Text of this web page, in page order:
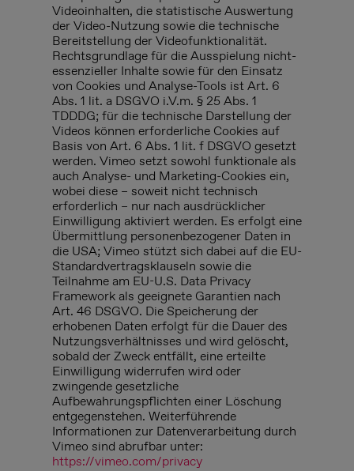
Videoinhalten, die statistische Auswertung
der Video-Nutzung sowie die technische
Bereitstellung der Videofunktionalität.
Rechtsgrundlage für die Ausspielung nicht-
essenzieller Inhalte sowie für den Einsatz
von Cookies und Analyse-Tools ist Art. 6
Abs. 1 lit. a DSGVO i.V.m. § 25 Abs. 1
TDDDG; für die technische Darstellung der
Videos können erforderliche Cookies auf
Basis von Art. 6 Abs. 1 lit. f DSGVO gesetzt
werden. Vimeo setzt sowohl funktionale als
auch Analyse- und Marketing-Cookies ein,
wobei diese – soweit nicht technisch
erforderlich – nur nach ausdrücklicher
Einwilligung aktiviert werden. Es erfolgt eine
Übermittlung personenbezogener Daten in
die USA; Vimeo stützt sich dabei auf die EU-
Standardvertragsklauseln sowie die
Teilnahme am EU-U.S. Data Privacy
Framework als geeignete Garantien nach
Art. 46 DSGVO. Die Speicherung der
erhobenen Daten erfolgt für die Dauer des
Nutzungsverhältnisses und wird gelöscht,
sobald der Zweck entfällt, eine erteilte
Einwilligung widerrufen wird oder
zwingende gesetzliche
Aufbewahrungspflichten einer Löschung
entgegenstehen. Weiterführende
Informationen zur Datenverarbeitung durch
Vimeo sind abrufbar unter:
https://vimeo.com/privacy